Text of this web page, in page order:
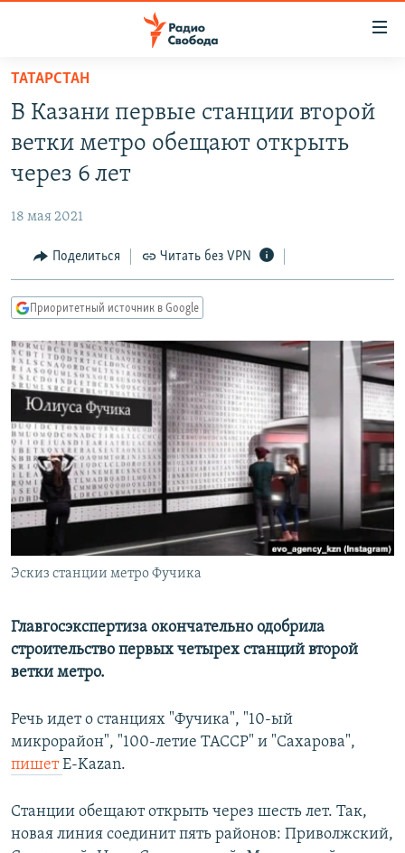
упрощенного
доступа
основному
Вернутся
Вернутся
поиску
АВТОРСКИЕ ПРОЕКТЫ
МНЕНИЯ
КУЛЬТУРА
КАВКАЗ.РЕАЛИИ
СЕВЕР.РЕАЛИИ
СИБИРЬ.РЕАЛИИ
РАСПИСАНИЕ ВЕЩАНИЯ
ПОДПИШИТЕСЬ НА РАССЫЛКУ
СОЦИАЛЬНЫЕ СЕТИ
Все сайты РСЕ/РС
ТАТАРСТАН
В Казани первые станции второй
ветки метро обещают открыть
через 6 лет
18 мая 2021
Поделиться Читать без VPN
Приоритетный источник в Google
Эскиз станции метро Фучика
Главгосэкспертиза окончательно одобрила
строительство первых четырех станций второй
ветки метро.
Речь идет о станциях "Фучика", "10-ый
микрорайон", "100-летие ТАССР" и "Сахарова",
пишетE-Kazan.
Станции обещают открыть через шесть лет. Так,
новая линия соединит пять районов: Приволжский,